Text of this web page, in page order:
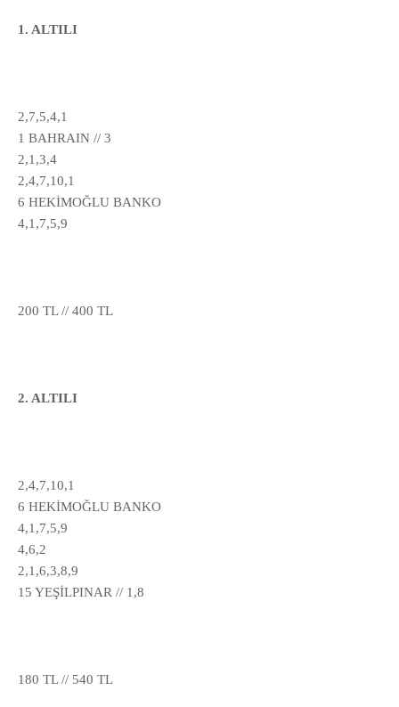
1. ALTILI
2,7,5,4,1
1 BAHRAIN // 3
2,1,3,4
2,4,7,10,1
6 HEKİMOĞLU BANKO
4,1,7,5,9
200 TL // 400 TL
2. ALTILI
2,4,7,10,1
6 HEKİMOĞLU BANKO
4,1,7,5,9
4,6,2
2,1,6,3,8,9
15 YEŞİLPINAR // 1,8
180 TL // 540 TL